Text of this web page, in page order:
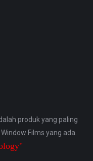
produk yang paling
Films yang ada.